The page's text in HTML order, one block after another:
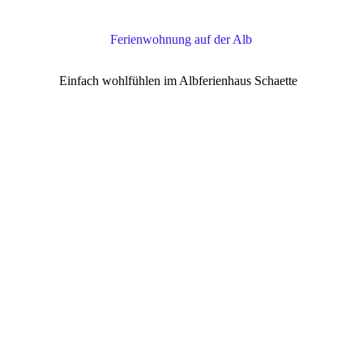
Ferienwohnung auf der Alb
Einfach wohlfühlen im Albferienhaus Schaette